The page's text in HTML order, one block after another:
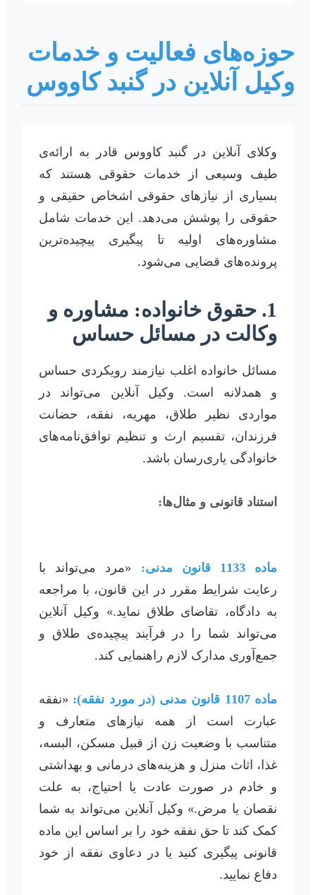
حوزه‌های فعالیت و خدمات
وکیل آنلاین در گنبد کاووس
وکلای آنلاین در گنبد کاووس قادر به ارائه‌ی
طیف وسیعی از خدمات حقوقی هستند که
بسیاری از نیازهای حقوقی اشخاص حقیقی و
حقوقی را پوشش می‌دهد. این خدمات شامل
مشاوره‌های اولیه تا پیگیری پیچیده‌ترین
پرونده‌های قضایی می‌شود.
1. حقوق خانواده: مشاوره و
وکالت در مسائل حساس
مسائل خانواده اغلب نیازمند رویکردی حساس
و همدلانه است. وکیل آنلاین می‌تواند در
مواردی نظیر طلاق، مهریه، نفقه، حضانت
فرزندان، تقسیم ارث و تنظیم توافق‌نامه‌های
خانوادگی یاری‌رسان باشد.
استناد قانونی و مثال‌ها:
ماده 1133 قانون مدنی:
«مرد می‌تواند با
رعایت شرایط مقرر در این قانون، با مراجعه
به دادگاه، تقاضای طلاق نماید.» وکیل آنلاین
می‌تواند شما را در فرآیند پیچیده‌ی طلاق و
جمع‌آوری مدارک لازم راهنمایی کند.
ماده 1107 قانون مدنی (در مورد نفقه):
«نفقه
عبارت است از همه نیازهای متعارف و
متناسب با وضعیت زن از قبیل مسکن، البسه،
غذا، اثاث منزل و هزینه‌های درمانی و بهداشتی
و خادم در صورت عادت یا احتیاج، به علت
نقصان یا مرض.» وکیل آنلاین می‌تواند به شما
کمک کند تا حق نفقه خود را بر اساس این ماده
قانونی پیگیری کنید یا در دعاوی نفقه از خود
دفاع نمایید.